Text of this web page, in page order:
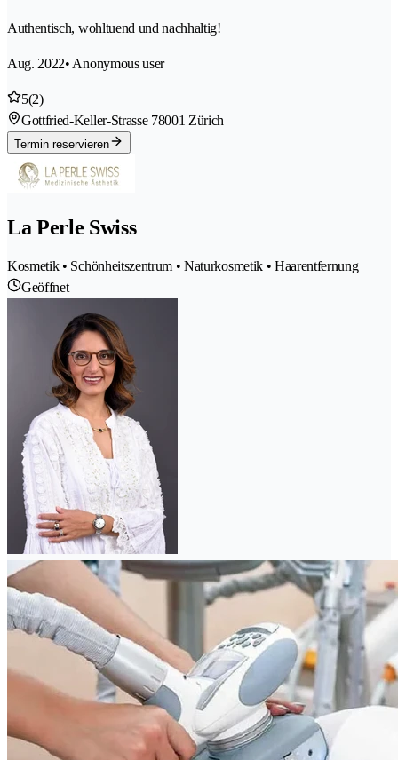
Authentisch, wohltuend und nachhaltig!
Aug. 2022• Anonymous user
5(2)
Gottfried-Keller-Strasse 78001 Zürich
Termin reservieren
La Perle Swiss
Kosmetik • Schönheitszentrum • Naturkosmetik • Haarentfernung
Geöffnet